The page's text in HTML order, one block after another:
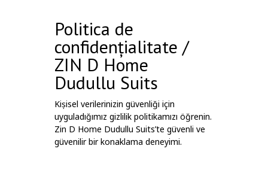
Politica de
confidențialitate /
ZIN D Home
Dudullu Suits
Kişisel verilerinizin güvenliği için
uyguladığımız gizlilik politikamızı öğrenin.
Zin D Home Dudullu Suits’te güvenli ve
güvenilir bir konaklama deneyimi.